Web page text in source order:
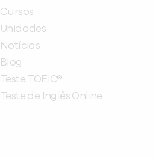
Cursos
Unidades
Notícias
Blog
Teste TOEIC®
Teste de Inglês Online